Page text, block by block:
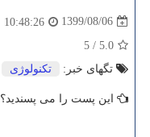
1399/08/06
10:48:26
5.0
/
5
تگهای خبر:
تكنولوژی
این پست را می پسندید؟